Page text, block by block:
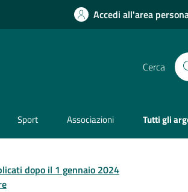
Accedi all'area
Cerca
Sport Associazioni Tutti gli
dopo il 1 gennaio 2024